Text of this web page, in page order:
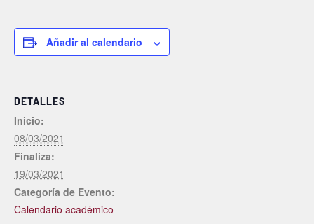
Añadir al calendario
DETALLES
Inicio:
08/03/2021
Finaliza:
19/03/2021
Categoría de Evento:
Calendario académico